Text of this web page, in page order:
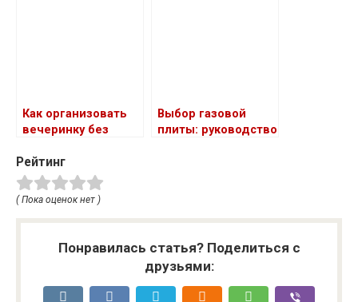
Как организовать
вечеринку без
Выбор газовой
плиты: руководство
Рейтинг
( Пока оценок нет )
Понравилась статья? Поделиться с
друзьями: